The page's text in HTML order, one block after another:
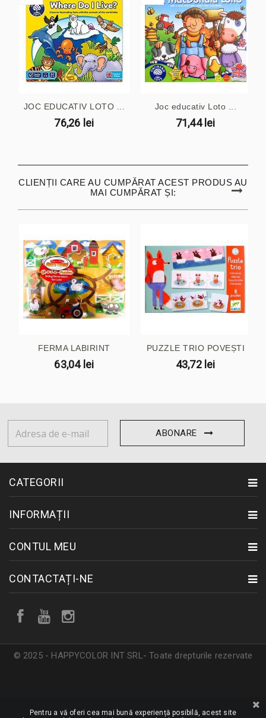
JOC EDUCATIV LOTO ...
76,26 lei
Joc educativ Loto ...
71,44 lei
CLIENȚII CARE AU CUMPĂRAT ACEST PRODUS AU
MAI CUMPĂRAT ȘI:
FERMA LABIRINT
63,04 lei
PUZZLE TRIO POVEȘTI
43,72 lei
ABONARE
CATEGORII
INFORMAȚII
CONTUL MEU
CONTACTAȚI-NE
© 2025 - HAPPYCOLOR INT SRL- Toate drepturile rezervate
Pentru a vă oferi cea mai bună experiență posibilă, acest site